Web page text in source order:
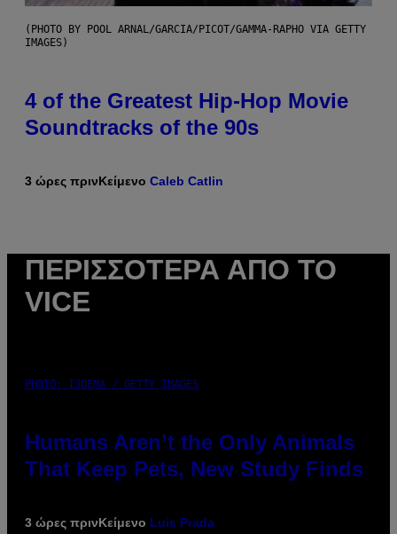
(PHOTO BY POOL ARNAL/GARCIA/PICOT/GAMMA-RAPHO VIA GETTY
IMAGES)
4 of the Greatest Hip-Hop Movie
Soundtracks of the 90s
3 ώρες πρινΚείμενο Caleb Catlin
ΠΕΡΙΣΣΌΤΕΡΑ ΑΠΌ ΤΟ
VICE
PHOTO: IJDEMA / GETTY IMAGES
Humans Aren’t the Only Animals
That Keep Pets, New Study Finds
3 ώρες πρινΚείμενο Luis Prada